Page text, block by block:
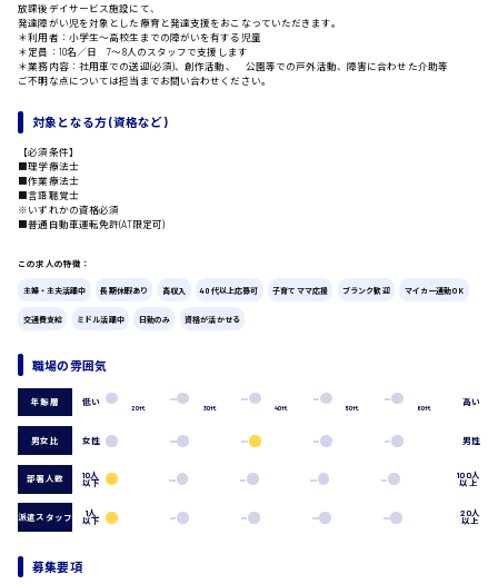
製造・軽作業・物流系
組立、加工
軽作業
フォークリフト
介護・医療系
介護職
看護助手
看護師
貿易事務
広島市南区
放課後デイサービス施設にて、
発達障がい児を対象とした療育と発達支援をおこなっていただきます。
＊利用者：小学生〜高校生までの障がいを有する児童
＊定員：10名／日 7〜8人のスタッフで支援します
＊業務内容：社用車での送迎(必須)、創作活動、 公園等での戸外活動、障害に合わせた介助等
ご不明な点については担当までお問い合わせください。
対象となる方 (資格など)
【必須条件】
■理学療法士
■作業療法士
■言語聴覚士
※いずれかの資格必須
■普通自動車運転免許(AT限定可)
この求人の特徴：
主婦・主夫活躍中 長期休暇あり 高収入 40代以上応募可 子育てママ応援 ブランク歓迎 マイカー通勤OK
交通費支給 ミドル活躍中 日勤のみ 資格が活かせる
職場の雰囲気
年齢層 低い
20代 30代 40代 50代 60代
高い
男女比 女性 男性
部署人数 10人
以下
100人
以上
派遣スタッフ 1人
以下
20人
以上
募集要項